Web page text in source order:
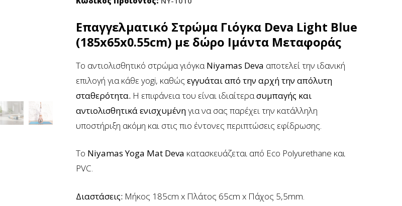
Επαγγελματικό Στρώμα Γιόγκα Deva Light Blue
(185x65x0.55cm) με δώρο Ιμάντα Μεταφοράς
Το αντιολισθητικό στρώμα γιόγκαNiyamas Deva αποτελεί την ιδανική
επιλογή για κάθε yogi, καθώςεγγυάται από την αρχή την απόλυτη
σταθερότητα. Η επιφάνεια του είναι ιδιαίτερασυμπαγής και
αντιολισθητικά ενισχυμένηγια να σας παρέχει την κατάλληλη
υποστήριξη ακόμη και στις πιο έντονες περιπτώσεις εφίδρωσης.
Το Niyamas Yoga Mat Deva κατασκευάζεται από Eco Polyurethane και
PVC.
Διαστάσεις: Μήκος 185cm x Πλάτος 65cm x Πάχος 5,5mm.